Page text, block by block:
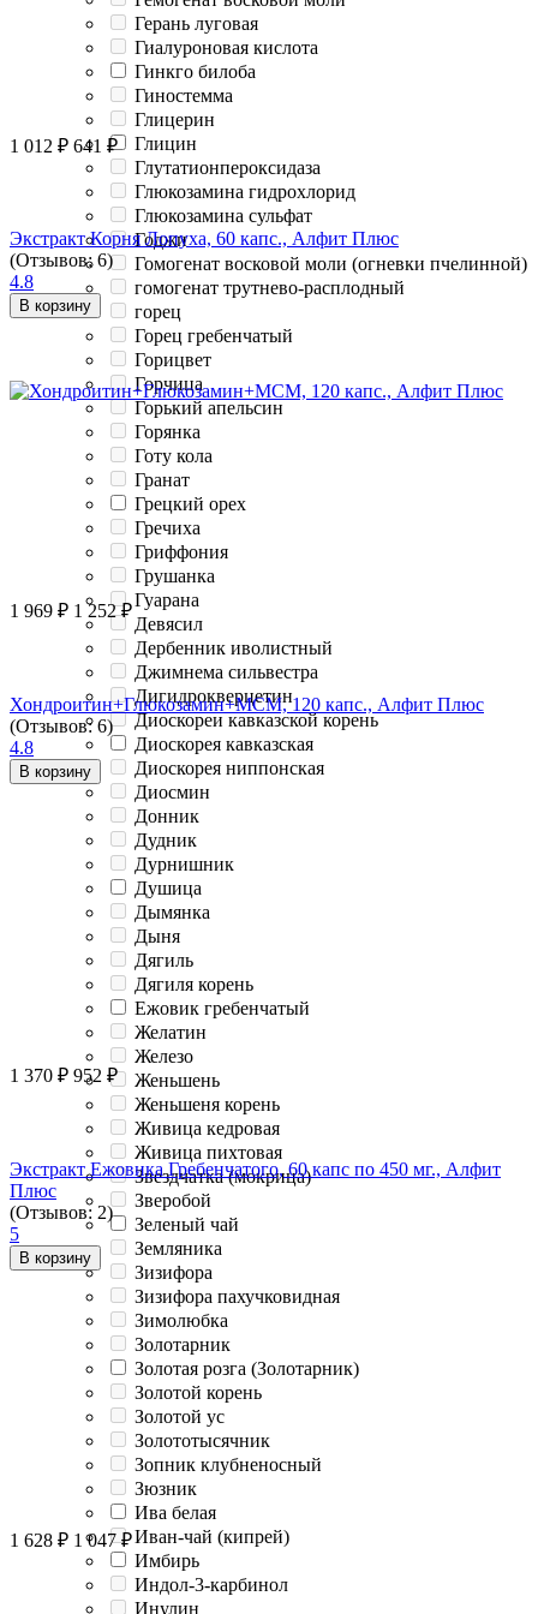
Герань луговая
Гиалуроновая кислота
Гинкго билоба
Гиностемма
Глицерин
Глицин
Глутатионпероксидаза
Глюкозамина гидрохлорид
Глюкозамина сульфат
Годжи
Гомогенат восковой моли (огневки пчелинной)
гомогенат трутнево-расплодный
горец
Горец гребенчатый
Горицвет
Горчица
Горький апельсин
Горянка
Готу кола
Гранат
Грецкий орех
Гречиха
Гриффония
Грушанка
Гуарана
Девясил
Дербенник иволистный
Джимнема сильвестра
Дигидрокверцетин
Диоскореи кавказской корень
Диоскорея кавказская
Диоскорея ниппонская
Диосмин
Донник
Дудник
Дурнишник
Душица
Дымянка
Дыня
Дягиль
Дягиля корень
Ежовик гребенчатый
Желатин
Железо
Женьшень
Женьшеня корень
Живица кедровая
Живица пихтовая
Звездчатка (мокрица)
Зверобой
Зеленый чай
Земляника
Зизифора
Зизифора пахучковидная
Зимолюбка
Золотарник
Золотая розга (Золотарник)
Золотой корень
Золотой ус
Золототысячник
Зопник клубненосный
Зюзник
Ива белая
Иван-чай (кипрей)
Имбирь
Индол-3-карбинол
Инулин
1 012 ₽ 641 ₽
Экстракт Корня Лопуха, 60 капс., Алфит Плюс
(Отзывов: 6)
4.8
В корзину
1 969 ₽ 1 252 ₽
Хондроитин+Глюкозамин+МСМ, 120 капс., Алфит Плюс
(Отзывов: 6)
4.8
В корзину
1 370 ₽ 952 ₽
Экстракт Ежовика Гребенчатого, 60 капс по 450 мг., Алфит
Плюс
(Отзывов: 2)
5
В корзину
1 628 ₽ 1 047 ₽